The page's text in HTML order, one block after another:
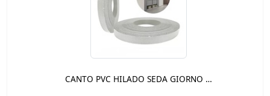
CANTO PVC HILADO SEDA GIORNO …